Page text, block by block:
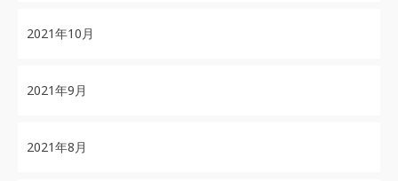
2021年10月
2021年9月
2021年8月